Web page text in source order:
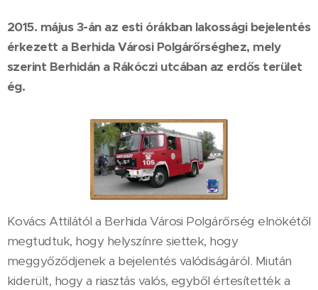
2015. május 3-án az esti órákban lakossági bejelentés
érkezett a Berhida Városi Polgárőrséghez, mely
szerint Berhidán a Rákóczi utcában az erdős terület
ég.
Kovács Attilától a Berhida Városi Polgárőrség elnökétől
megtudtuk, hogy helyszínre siettek, hogy
meggyőződjenek a bejelentés valódiságáról. Miután
kiderült, hogy a riasztás valós, egyből értesítették a